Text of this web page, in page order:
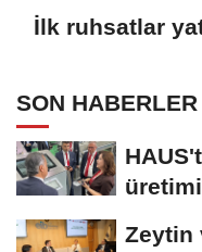
İlk ruhsatlar
SON HABERLER
Zeytin